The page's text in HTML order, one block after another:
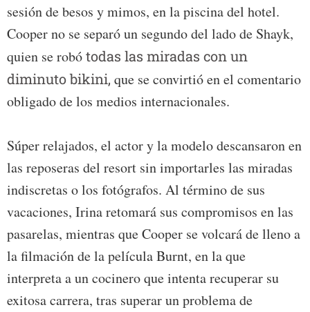
sesión de besos y mimos, en la piscina del hotel.
Cooper no se separó un segundo del lado de Shayk,
quien se robótodas las miradas con un
diminuto bikini, que se convirtió en el comentario
obligado de los medios internacionales.
Súper relajados, el actor y la modelo descansaron en
las reposeras del resort sin importarles las miradas
indiscretas o los fotógrafos. Al término de sus
vacaciones, Irina retomará sus compromisos en las
pasarelas, mientras que Cooper se volcará de lleno a
la filmación de la película Burnt, en la que
interpreta a un cocinero que intenta recuperar su
exitosa carrera, tras superar un problema de